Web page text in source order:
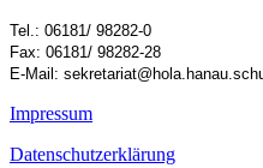
Tel.: 06181/ 98282-0
Fax: 06181/ 98282-28
E-Mail:
Impressum
Datenschutzerklärung